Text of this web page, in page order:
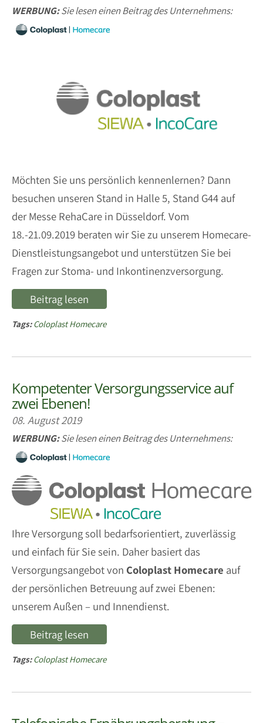
WERBUNG:Sie lesen einen Beitrag des Unternehmens:
Möchten Sie uns persönlich kennenlernen? Dann
besuchen unseren Stand in Halle 5, Stand G44 auf
der Messe RehaCare in Düsseldorf. Vom
18.-21.09.2019 beraten wir Sie zu unserem Homecare-
Dienstleistungsangebot und unterstützen Sie bei
Fragen zur Stoma- und Inkontinenzversorgung.
Beitrag lesen
Tags:Coloplast Homecare
Kompetenter Versorgungsservice auf
zwei Ebenen!
08. August 2019
WERBUNG:Sie lesen einen Beitrag des Unternehmens:
Ihre Versorgung soll bedarfsorientiert, zuverlässig
und einfach für Sie sein. Daher basiert das
Versorgungsangebot von Coloplast Homecare auf
der persönlichen Betreuung auf zwei Ebenen:
unserem Außen – und Innendienst.
Beitrag lesen
Tags:Coloplast Homecare